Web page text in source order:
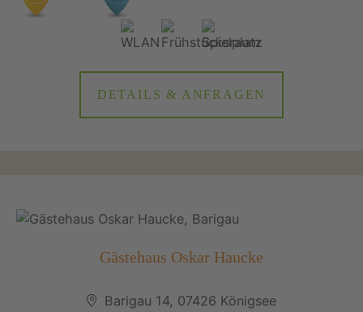
DETAILS & ANFRAGEN
Gästehaus Oskar Haucke
Barigau 14, 07426 Königsee